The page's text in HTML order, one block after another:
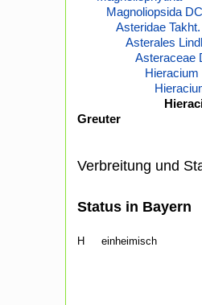
Magnoliopsida
Asteridae Takht.
Asterales
Asteraceae
Hieracium
Greuter
Verbreitung und
Status in Bayern
H einheimisch